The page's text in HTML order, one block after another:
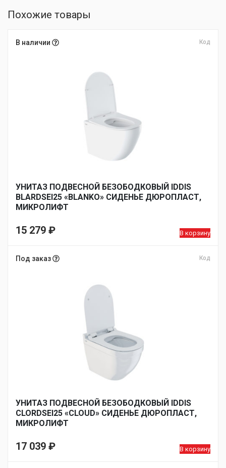
Похожие товары
В наличии Код
УНИТАЗ ПОДВЕСНОЙ БЕЗОБОДКОВЫЙ IDDIS
BLARDSEI25 «BLANKO» СИДЕНЬЕ ДЮРОПЛАСТ,
МИКРОЛИФТ
15 279 ₽ В корзину
Под заказ Код
УНИТАЗ ПОДВЕСНОЙ БЕЗОБОДКОВЫЙ IDDIS
CLORDSEI25 «CLOUD» СИДЕНЬЕ ДЮРОПЛАСТ,
МИКРОЛИФТ
17 039 ₽ В корзину